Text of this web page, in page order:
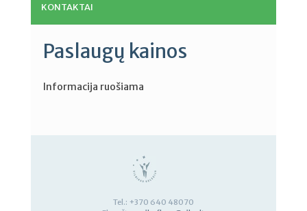
KONTAKTAI
Paslaugų kainos
Informacija ruošiama
Tel.: +370 640 48070